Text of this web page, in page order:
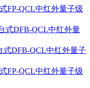
FP-QCL中红外量子级
式DFB-QCL中红外量
式DFB-QCL中红外量子
FP-QCL中红外量子级